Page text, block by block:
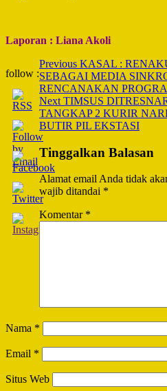
Laporan : Liana Akoli
follow :
Post
Navigation
Previous KASAL :
SEBAGAI MEDIA
RENCANAKAN
Next TIMSUS
TANGKAP 2 KURIR
BUTIR PIL EKSTASI
Tinggalkan Balasan
Alamat email Anda tidak
wajib ditandai *
Komentar *
Nama *
Email *
Situs Web